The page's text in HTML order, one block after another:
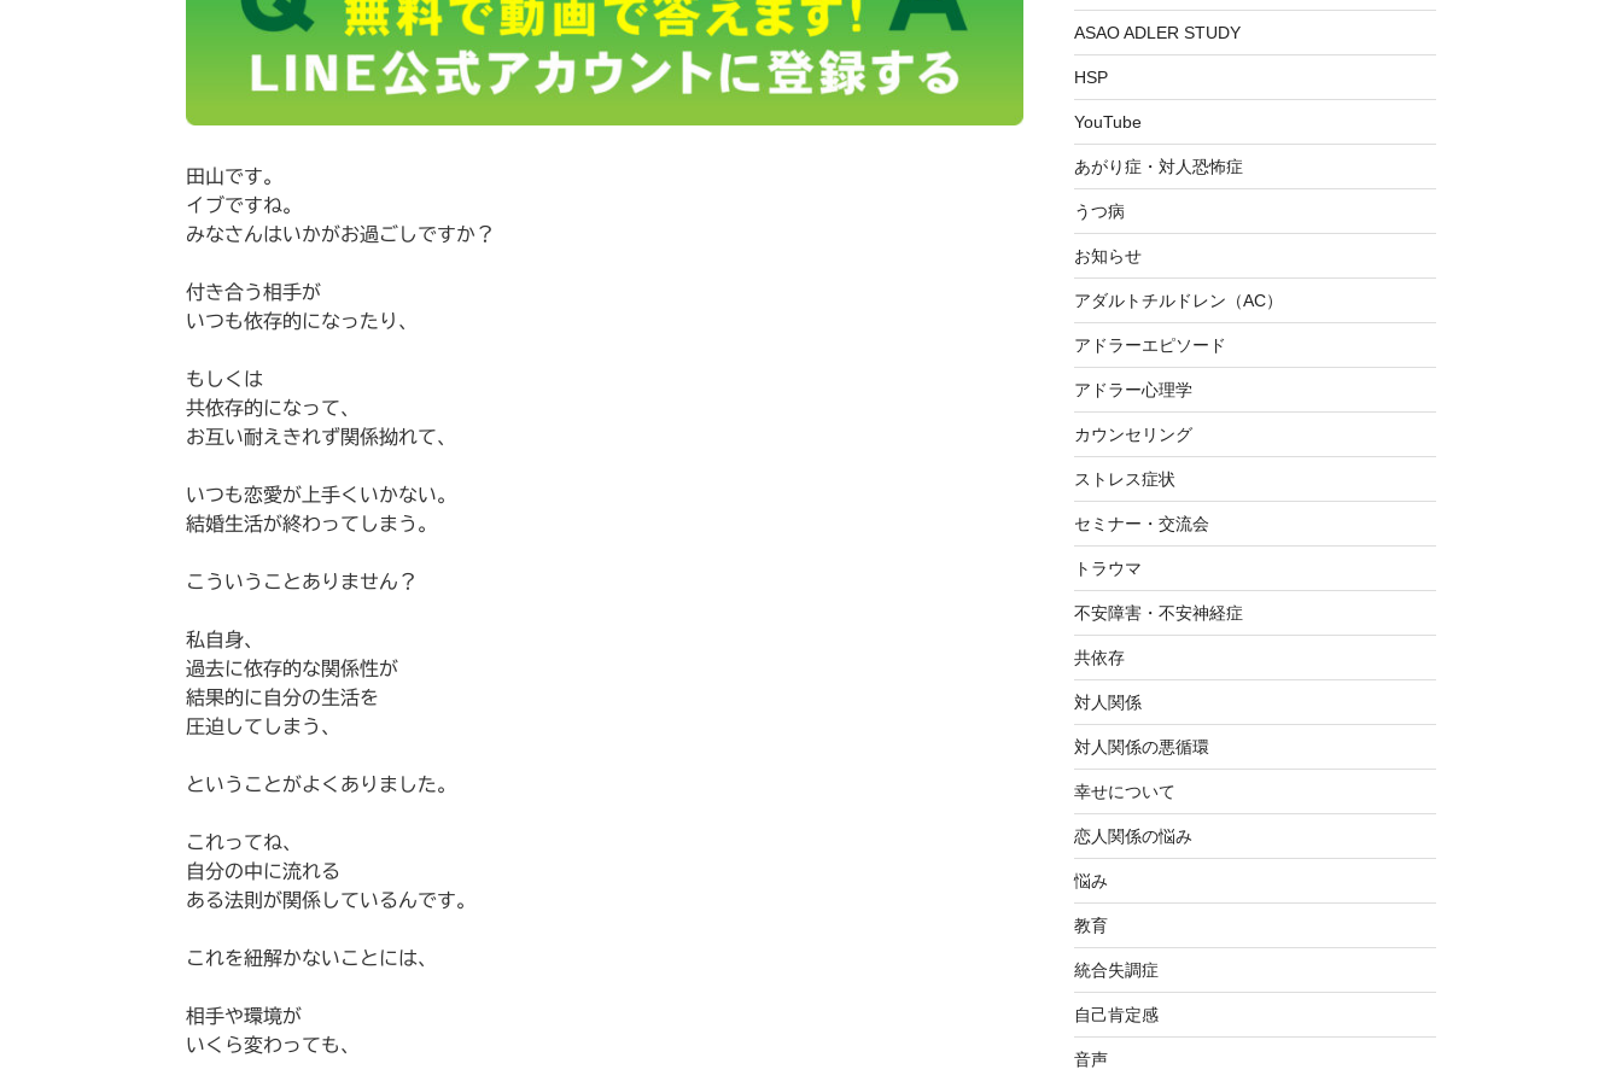
田山です。
イブですね。
みなさんはいかがお過ごしですか？
付き合う相手が
いつも依存的になったり、
もしくは
共依存的になって、
お互い耐えきれず関係拗れて、
いつも恋愛が上手くいかない。
結婚生活が終わってしまう。
こういうことありません？
私自身、
過去に依存的な関係性が
結果的に自分の生活を
圧迫してしまう、
ということがよくありました。
これってね、
自分の中に流れる
ある法則が関係しているんです。
これを紐解かないことには、
相手や環境が
いくら変わっても、
ASAO ADLER STUDY
HSP
YouTube
あがり症・対人恐怖症
うつ病
お知らせ
アダルトチルドレン（AC）
アドラーエピソード
アドラー心理学
カウンセリング
ストレス症状
セミナー・交流会
トラウマ
不安障害・不安神経症
共依存
対人関係
対人関係の悪循環
幸せについて
恋人関係の悩み
悩み
教育
統合失調症
自己肯定感
音声